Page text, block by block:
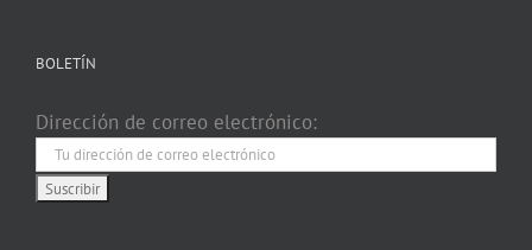
BOLETÍN
Dirección de correo electrónico: